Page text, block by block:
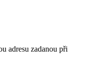
adresu zadanou při